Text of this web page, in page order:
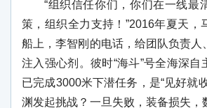
“组织信任你们，你们在一线最
策，组织全力支持！”2016年夏天，
船上，李智刚的电话，给团队负责人
注入强心剂。彼时“海斗”号全海深自
已完成3000米下潜任务，是“见好就
渊发起挑战？一旦失败，装备损失，